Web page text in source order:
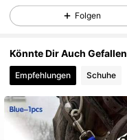
4,70
4,70
Folgen
Könnte Dir Auch Gefallen
Empfehlungen Schuhe